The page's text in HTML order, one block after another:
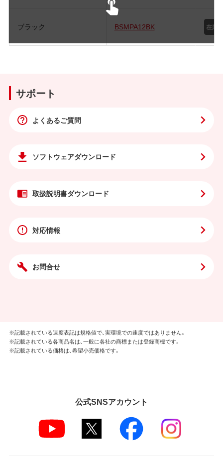
ブラック BSMPA12BK
サポート
よくあるご質問
ソフトウェアダウンロード
取扱説明書ダウンロード
対応情報
お問合せ
※記載されている速度表記は規格値で、実環境での速度ではありません。
※記載されている各商品名は、一般に各社の商標または登録商標です。
※記載されている価格は、希望小売価格です。
公式SNSアカウント